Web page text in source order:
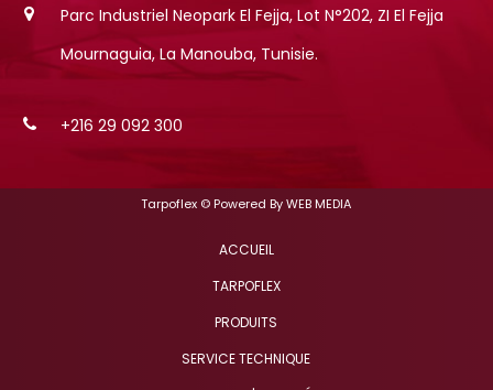
Parc Industriel Neopark El Fejja, Lot N°202, ZI El Fejja
Mournaguia, La Manouba, Tunisie.
+216 29 092 300
Tarpoflex © Powered ByWEB MEDIA
ACCUEIL
TARPOFLEX
PRODUITS
SERVICE TECHNIQUE